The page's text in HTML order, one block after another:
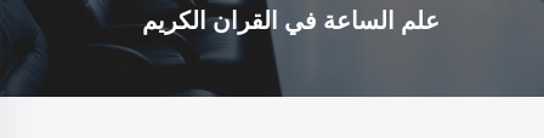
علم الساعة في القران الكريم